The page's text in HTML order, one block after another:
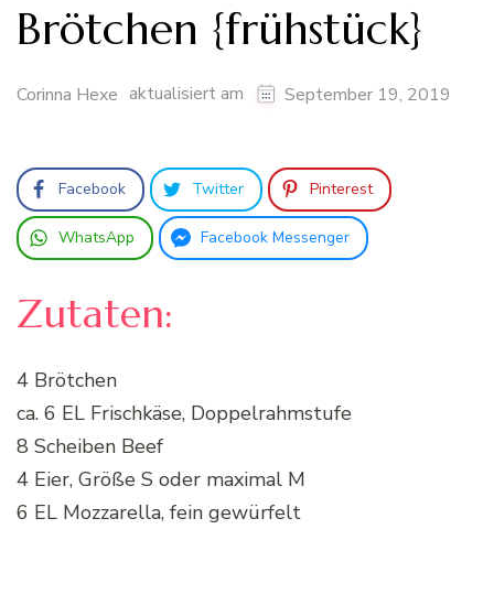
Brötchen {frühstück}
Corinna Hexe aktualisiert am September 19, 2019
Facebook Twitter Pinterest
WhatsApp Facebook Messenger
Zutaten:
4 Brötchen
ca. 6 EL Frischkäse, Doppelrahmstufe
8 Scheiben Beef
4 Eier, Größe S oder maximal M
6 EL Mozzarella, fein gewürfelt